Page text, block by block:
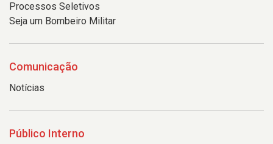
Processos Seletivos
Seja um Bombeiro Militar
Comunicação
Notícias
Público Interno